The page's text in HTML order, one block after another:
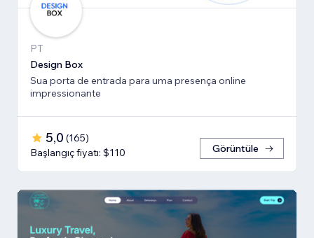
PT
Design Box
Sua porta de entrada para uma presença online
impressionante
5,0 (165)
Başlangıç fiyatı: $110
Görüntüle